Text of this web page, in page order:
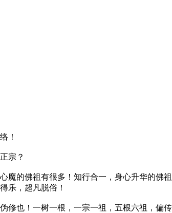
！
宗？
的佛祖有很多！知行合一，身心升华的佛祖
乐，超凡脱俗！
也！一树一根，一宗一祖，五根六祖，偏传